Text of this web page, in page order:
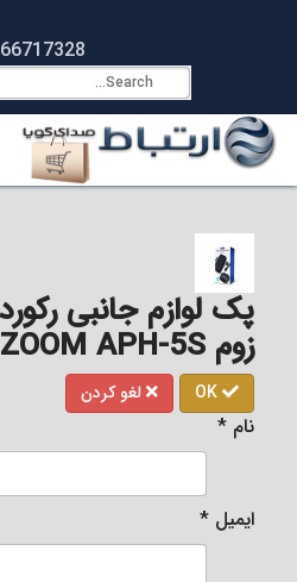
66717328
زوم ZOOM APH-5S
OK لغو کردن
نام *
ایمیل *